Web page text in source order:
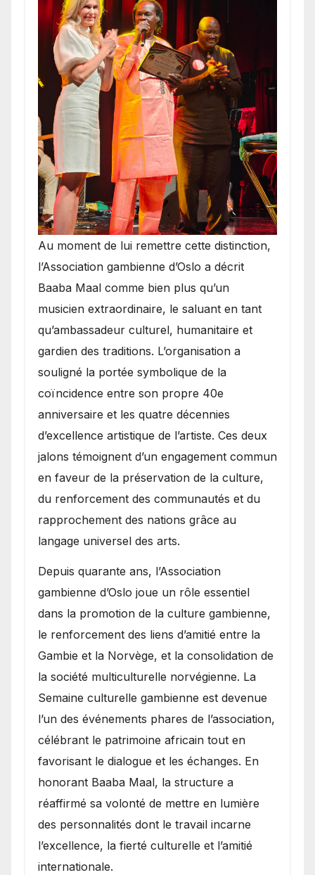
​Au moment de lui remettre cette distinction,
l’Association gambienne d’Oslo a décrit
Baaba Maal comme bien plus qu’un
musicien extraordinaire, le saluant en tant
qu’ambassadeur culturel, humanitaire et
gardien des traditions. L’organisation a
souligné la portée symbolique de la
coïncidence entre son propre 40e
anniversaire et les quatre décennies
d’excellence artistique de l’artiste. Ces deux
jalons témoignent d’un engagement commun
en faveur de la préservation de la culture,
du renforcement des communautés et du
rapprochement des nations grâce au
langage universel des arts.
​Depuis quarante ans, l’Association
gambienne d’Oslo joue un rôle essentiel
dans la promotion de la culture gambienne,
le renforcement des liens d’amitié entre la
Gambie et la Norvège, et la consolidation de
la société multiculturelle norvégienne. La
Semaine culturelle gambienne est devenue
l’un des événements phares de l’association,
célébrant le patrimoine africain tout en
favorisant le dialogue et les échanges. En
honorant Baaba Maal, la structure a
réaffirmé sa volonté de mettre en lumière
des personnalités dont le travail incarne
l’excellence, la fierté culturelle et l’amitié
internationale.